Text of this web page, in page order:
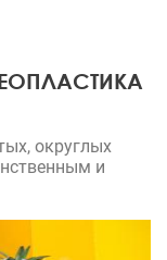
округлых
и